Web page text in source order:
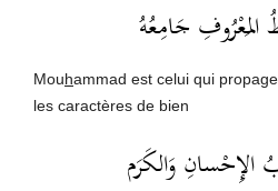
جَامِعُهُ
Mouhammad est celui qui
les caractères de bien
وَالكَرَم